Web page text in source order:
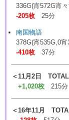
336G(宵572G宵
-205枚 25分
南国物語
378G(宵535G,0
-410枚 37分
＜11月2日 TOTAL
+1,020枚 215分
＜16年11月